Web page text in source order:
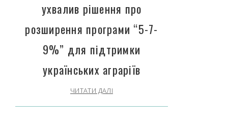
ухвалив рішення про
розширення програми “5-7-
9%” для підтримки
українських аграріїв
ЧИТАТИ ДАЛІ